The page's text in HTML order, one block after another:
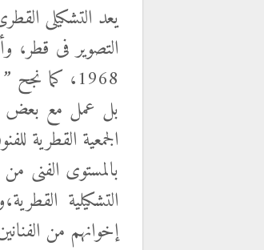
يعد التشكيلى
التصوير فى قطر،
1968، كما نجح ” زينى ” بوضع أسس المرسم
بل عمل مع بعض
الجمعية القطرية
بالمستوى الفنى
التشكيلية
إخوانهم من